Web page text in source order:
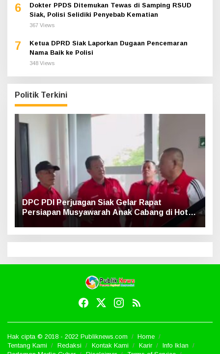
6
Dokter PPDS Ditemukan Tewas di Samping RSUD
Siak, Polisi Selidiki Penyebab Kematian
367 Views
7
Ketua DPRD Siak Laporkan Dugaan Pencemaran
Nama Baik ke Polisi
348 Views
Politik Terkini
DPC PDI Perjuagan Siak Gelar Rapat
Persiapan Musyawarah Anak Cabang di Hotel
Hak cipta © 2018 - 2022 Publiknews.com
Home
Tentang Kami
Redaksi Kontak Kami Karir
Info Iklan